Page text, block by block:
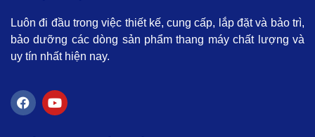
Luôn đi đầu trong việc thiết kế, cung cấp, lắp đặt và bảo trì,
bảo dưỡng các dòng sản phẩm thang máy chất lượng và
uy tín nhất hiện nay.
F
a
Y
o